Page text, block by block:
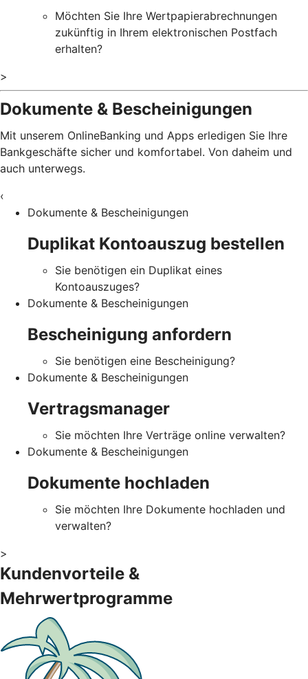
Möchten Sie Ihre Wertpapierabrechnungen
zukünftig in Ihrem elektronischen Postfach
erhalten?
>
Dokumente & Bescheinigungen
Mit unserem OnlineBanking und Apps erledigen Sie Ihre
Bankgeschäfte sicher und komfortabel. Von daheim und
auch unterwegs.
‹
Dokumente & Bescheinigungen
Duplikat Kontoauszug bestellen
Sie benötigen ein Duplikat eines
Kontoauszuges?
Dokumente & Bescheinigungen
Bescheinigung anfordern
Sie benötigen eine Bescheinigung?
Dokumente & Bescheinigungen
Vertragsmanager
Sie möchten Ihre Verträge online verwalten?
Dokumente & Bescheinigungen
Dokumente hochladen
Sie möchten Ihre Dokumente hochladen und
verwalten?
>
Kundenvorteile &
Mehrwertprogramme